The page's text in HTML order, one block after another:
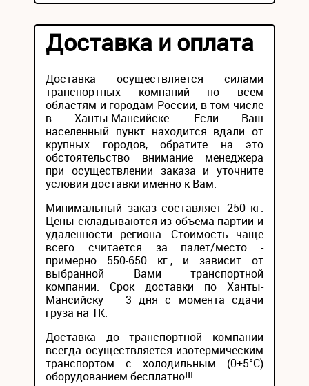
Доставка и оплата
Доставка осуществляется силами
транспортных компаний по всем
областям и городам России, в том числе
в Ханты-Мансийске. Если Ваш
населенный пункт находится вдали от
крупных городов, обратите на это
обстоятельство внимание менеджера
при осуществлении заказа и уточните
условия доставки именно к Вам.
Минимальный заказ составляет 250 кг.
Цены складываются из объема партии и
удаленности региона. Стоимость чаще
всего считается за палет/место -
примерно 550-650 кг., и зависит от
выбранной Вами транспортной
компании. Срок доставки по Ханты-
Мансийску – 3 дня с момента сдачи
груза на ТК.
Доставка до транспортной компании
всегда осуществляется изотермическим
транспортом с холодильным (0+5°С)
оборудованием бесплатно!!!